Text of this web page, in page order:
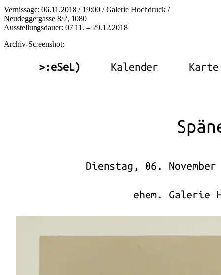
Vernissage: 06.11.2018 / 19:00 / Galerie Hochdruck /
Neudeggergasse 8/2, 1080
Ausstellungsdauer: 07.11. – 29.12.2018
Archiv-Screenshot: